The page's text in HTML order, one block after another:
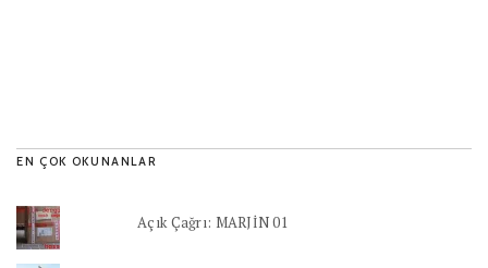
EN ÇOK OKUNANLAR
Açık Çağrı: MARJİN 01